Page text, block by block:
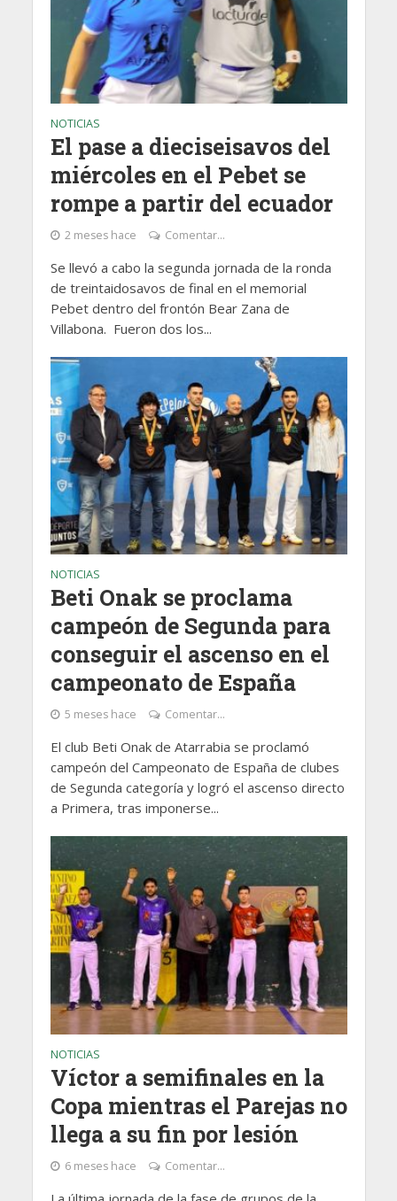
NOTICIAS
El pase a dieciseisavos del
miércoles en el Pebet se
rompe a partir del ecuador
2 meses hace Comentar...
Se llevó a cabo la segunda jornada de la ronda
de treintaidosavos de final en el memorial
Pebet dentro del frontón Bear Zana de
Villabona. Fueron dos los...
NOTICIAS
Beti Onak se proclama
campeón de Segunda para
conseguir el ascenso en el
campeonato de España
5 meses hace Comentar...
El club Beti Onak de Atarrabia se proclamó
campeón del Campeonato de España de clubes
de Segunda categoría y logró el ascenso directo
a Primera, tras imponerse...
NOTICIAS
Víctor a semifinales en la
Copa mientras el Parejas no
llega a su fin por lesión
6 meses hace Comentar...